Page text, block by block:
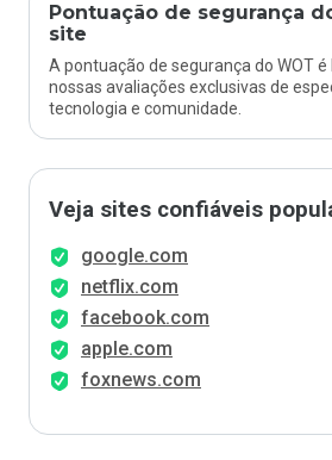
Pontuação de segurança
site
A pontuação de segurança do WOT
nossas avaliações exclusivas de
tecnologia e comunidade.
Veja sites confiáveis
google.com
netflix.com
facebook.com
apple.com
foxnews.com